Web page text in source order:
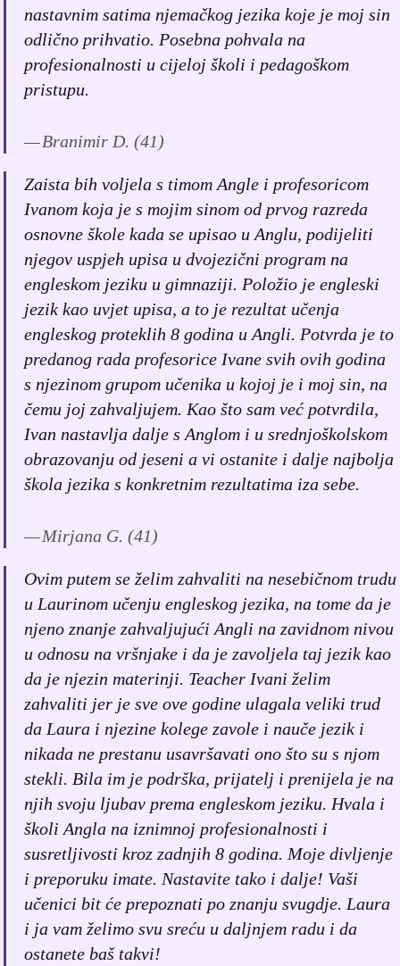
nastavnim satima njemačkog jezika koje je moj sin
odlično prihvatio. Posebna pohvala na
profesionalnosti u cijeloj školi i pedagoškom
pristupu.
Branimir D. (41)
Zaista bih voljela s timom Angle i profesoricom
Ivanom koja je s mojim sinom od prvog razreda
osnovne škole kada se upisao u Anglu, podijeliti
njegov uspjeh upisa u dvojezični program na
engleskom jeziku u gimnaziji. Položio je engleski
jezik kao uvjet upisa, a to je rezultat učenja
engleskog proteklih 8 godina u Angli. Potvrda je to
predanog rada profesorice Ivane svih ovih godina
s njezinom grupom učenika u kojoj je i moj sin, na
čemu joj zahvaljujem. Kao što sam već potvrdila,
Ivan nastavlja dalje s Anglom i u srednjoškolskom
obrazovanju od jeseni a vi ostanite i dalje najbolja
škola jezika s konkretnim rezultatima iza sebe.
Mirjana G. (41)
Ovim putem se želim zahvaliti na nesebičnom trudu
u Laurinom učenju engleskog jezika, na tome da je
njeno znanje zahvaljujući Angli na zavidnom nivou
u odnosu na vršnjake i da je zavoljela taj jezik kao
da je njezin materinji. Teacher Ivani želim
zahvaliti jer je sve ove godine ulagala veliki trud
da Laura i njezine kolege zavole i nauče jezik i
nikada ne prestanu usavršavati ono što su s njom
stekli. Bila im je podrška, prijatelj i prenijela je na
njih svoju ljubav prema engleskom jeziku. Hvala i
školi Angla na iznimnoj profesionalnosti i
susretljivosti kroz zadnjih 8 godina. Moje divljenje
i preporuku imate. Nastavite tako i dalje! Vaši
učenici bit će prepoznati po znanju svugdje. Laura
i ja vam želimo svu sreću u daljnjem radu i da
ostanete baš takvi!